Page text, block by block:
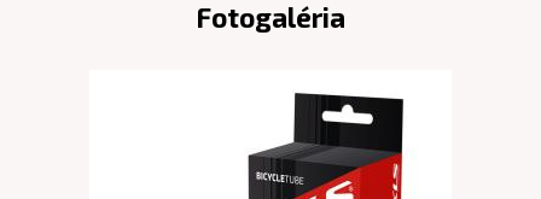
Fotogaléria